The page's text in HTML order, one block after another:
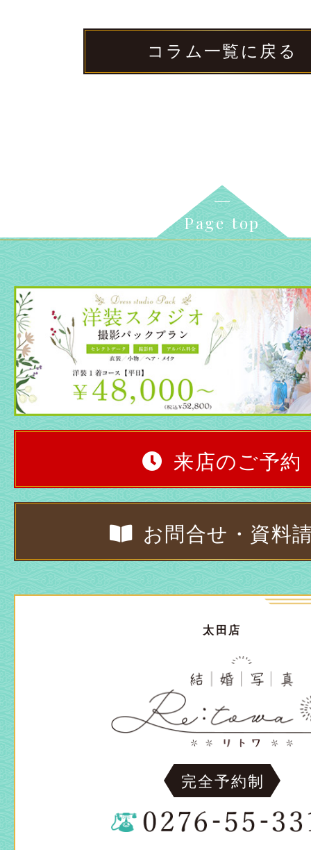
コラム一覧に戻る
Page top
来店のご予約
お問合せ・資料
太田店
完全予約制